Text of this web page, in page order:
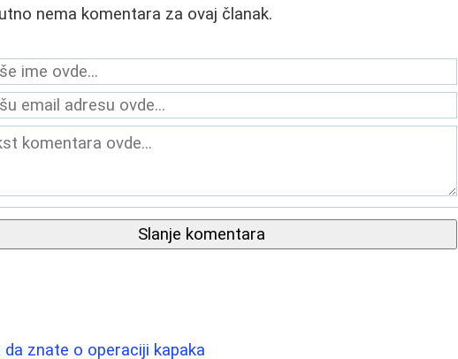
nema komentara za ovaj članak.
Slanje komentara
znate o operaciji kapaka